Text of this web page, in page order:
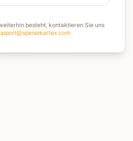
besteht, kontaktieren Sie uns